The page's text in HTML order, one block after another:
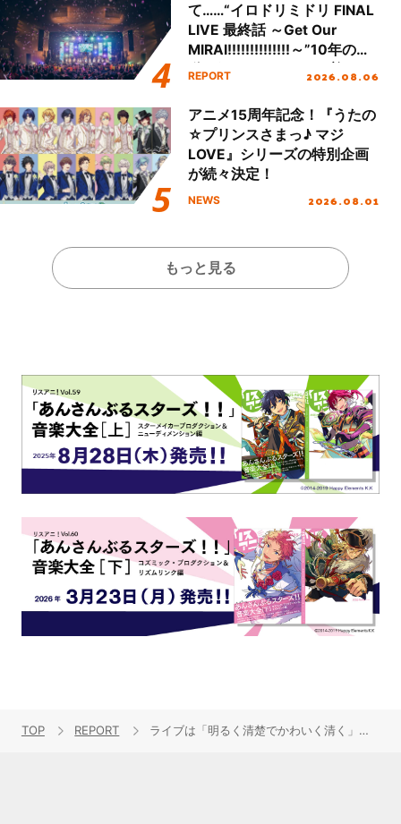
て……“イロドリミドリ FINAL
LIVE 最終話 ～Get Our
MIRAI!!!!!!!!!!!!!!～”10年の活
動を経てファイナルを迎える
REPORT 2026.08.06
アニメ15周年記念！『うたの
☆プリンスさまっ♪ マジ
LOVE』シリーズの特別企画
が続々決定！
NEWS 2026.08.01
もっと見る
TOP REPORT ライブは「明るく清楚でかわいく清く」！主宰の人柄が感じられた『シンデレラガールズ』”CINDERELLA REAL PARTY! 01″レポート！